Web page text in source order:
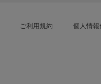
ご利用規約 個人情